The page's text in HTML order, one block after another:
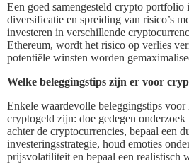
Een goed samengesteld crypto portfolio
diversificatie en spreiding van risico’s
investeren in verschillende
Ethereum, wordt het risico op verlies
potentiële winsten worden
Welke beleggingstips zijn er voor
Enkele waardevolle beleggingstips voor
cryptogeld zijn: doe gedegen onderzoek
achter de cryptocurrencies, bepaal een
investeringsstrategie, houd emoties
prijsvolatiliteit en bepaal een realistisch